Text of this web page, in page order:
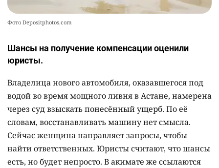
Фото Depositphotos.com
Шансы на получение компенсации оценили
юристы.
Владелица нового автомобиля, оказавшегося под
водой во время мощного ливня в Астане, намерена
через суд взыскать понесённый ущерб. По её
словам, восстанавливать машину нет смысла.
Сейчас женщина направляет запросы, чтобы
найти ответственных. Юристы считают, что шансы
есть, но будет непросто. В акимате же ссылаются